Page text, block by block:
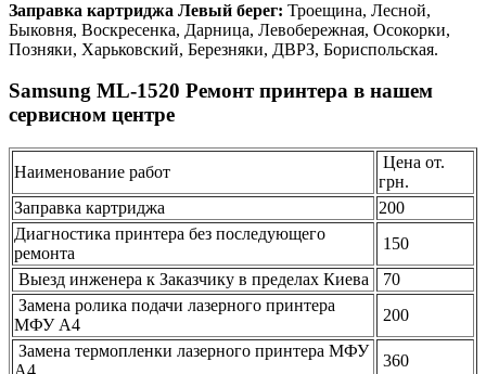
Заправка картриджа Левый берег: Троещина, Лесной,
Быковня, Воскресенка, Дарница, Левобережная, Осокорки,
Позняки, Харьковский, Березняки, ДВРЗ, Бориспольская.
Samsung ML-1520 Ремонт принтера в нашем
сервисном центре
Наименование работ
Цена от.
грн.
Заправка картриджа
200
Диагностика принтера без последующего
ремонта
150
Выезд инженера к Заказчику в пределах Киева
70
Замена ролика подачи лазерного принтера
МФУ А4
200
Замена термопленки лазерного принтера МФУ
360